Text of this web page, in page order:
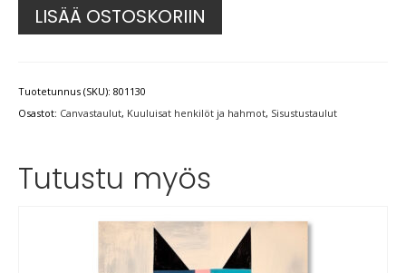
LISÄÄ OSTOSKORIIN
Tuotetunnus (SKU): 801130
Osastot: Canvastaulut, Kuuluisat henkilöt ja hahmot, Sisustustaulut
Tutustu myös